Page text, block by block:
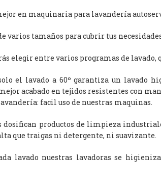
en maquinaria para lavandería
varios tamaños para cubrir tus
elegir entre varios programas de lavado,
el lavado a 60º garantiza un lavado
acabado en tejidos resistentes con
facil uso de nuestras maquinas.
dosifican productos de limpieza
que traigas ni detergente, ni suavizante.
lavado nuestras lavadoras se